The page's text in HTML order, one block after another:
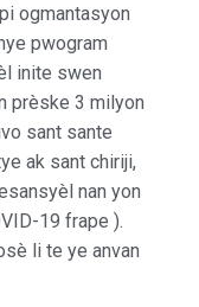
ogmantasyon
pwogram
inite swen
prèske 3 milyon
sant sante
ak sant chiriji,
nan yon
19 frape ).
li te ye anvan